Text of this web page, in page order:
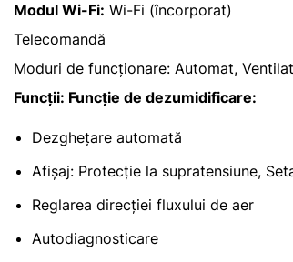
Modul Wi-Fi: Wi-Fi (încorporat)
Telecomandă
Moduri de funcționare: Automat,
Funcții: Funcție de dezumidificare:
Dezghețare automată
Afișaj: Protecție la supratensiune,
Reglarea direcției fluxului de aer
Autodiagnosticare